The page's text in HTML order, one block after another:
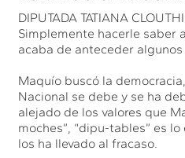
DIPUTADA TATIANA
Simplemente hacerle saber
acaba de anteceder
Maquío buscó la
Nacional se debe y se ha
alejado de los valores que
moches”, “dipu-tables” es
los ha llevado al fracaso.